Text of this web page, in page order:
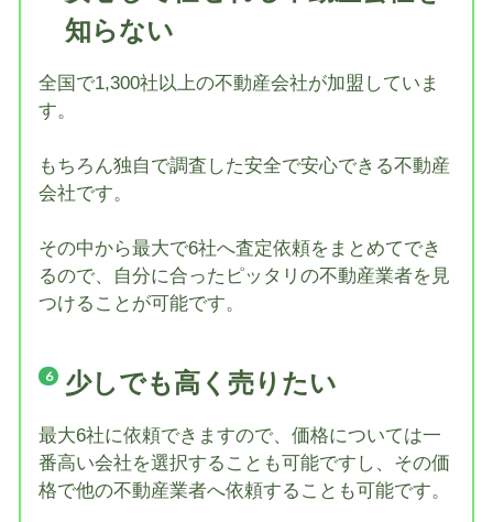
知らない
全国で1,300社以上の不動産会社が加盟していま
す。
もちろん独自で調査した安全で安心できる不動産
会社です。
その中から最大で6社へ査定依頼をまとめてでき
るので、自分に合ったピッタリの不動産業者を見
つけることが可能です。
少しでも高く売りたい
最大6社に依頼できますので、価格については一
番高い会社を選択することも可能ですし、その価
格で他の不動産業者へ依頼することも可能です。